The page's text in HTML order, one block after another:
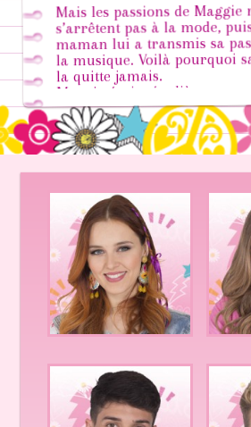
Mais les passions de Maggie
s’arrêtent pas à la mode,
maman lui a transmis sa
la musique. Voilà pourquoi
la quitte jamais.
Maggie écrit régulièrement
grâce à son smartphone et
ordinateur.
Maggie est une jeune fille
(voilà pourquoi tout le
qu’elle est « zarbi »). Elle
de retrousser ses manches
toujours à fond, mais elle
désordonnée et
pas pour rien si cela n’a
suite collé avec Bianca!